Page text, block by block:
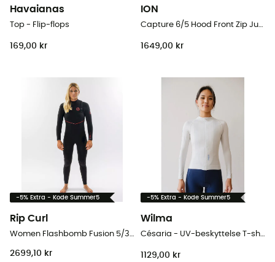
Havaianas
Top - Flip-flops
169,00 kr
ION
Capture 6/5 Hood Front Zip Junior - Våddragter til surf - Barn
1649,00 kr
-5% Extra - Kode Summer5
Rip Curl
2699,10 kr
-5% Extra - Kode Summer5
Wilma
1129,00 kr